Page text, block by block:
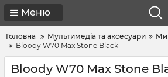
Меню
Головна Мультимедіа та аксесуари
Bloody W70 Max Stone Black
Bloody W70 Max Stone